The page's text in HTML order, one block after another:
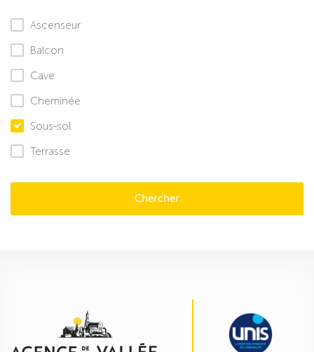
Ascenseur
Balcon
Cave
Cheminée
Sous-sol
Terrasse
Chercher